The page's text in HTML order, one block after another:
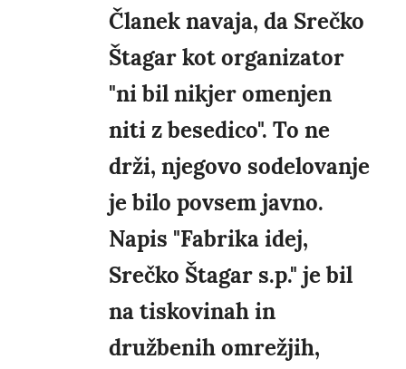
Članek navaja, da Srečko
Štagar kot organizator
"ni bil nikjer omenjen
niti z besedico". To ne
drži, njegovo sodelovanje
je bilo povsem javno.
Napis "Fabrika idej,
Srečko Štagar s.p." je bil
na tiskovinah in
družbenih omrežjih,